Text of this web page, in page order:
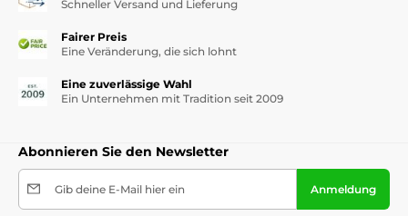
Schneller Versand und Lieferung
Fairer Preis
Eine Veränderung, die sich lohnt
Eine zuverlässige Wahl
Ein Unternehmen mit Tradition seit 2009
Abonnieren Sie den Newsletter
Gib deine E-Mail hier ein Anmeldung